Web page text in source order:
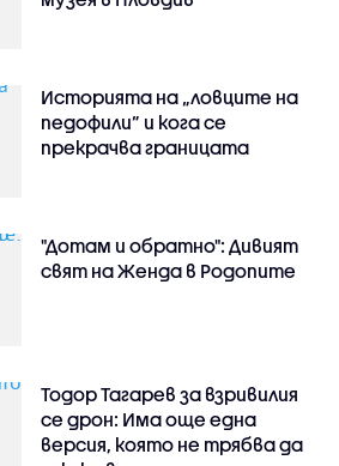
Историята на „ловците на
педофили” и кога се
прекрачва границата
"Дотам и обратно": Дивият
свят на Женда в Родопите
Тодор Тагарев за взривилия
се дрон: Има още една
версия, която не трябва да